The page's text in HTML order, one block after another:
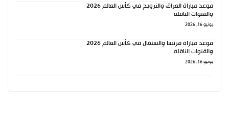
موعد مباراة العراق والنرويج في كأس العالم 2026
والقنوات الناقلة
يونيو 16, 2026
موعد مباراة فرنسا والسنغال في كأس العالم 2026
والقنوات الناقلة
يونيو 16, 2026